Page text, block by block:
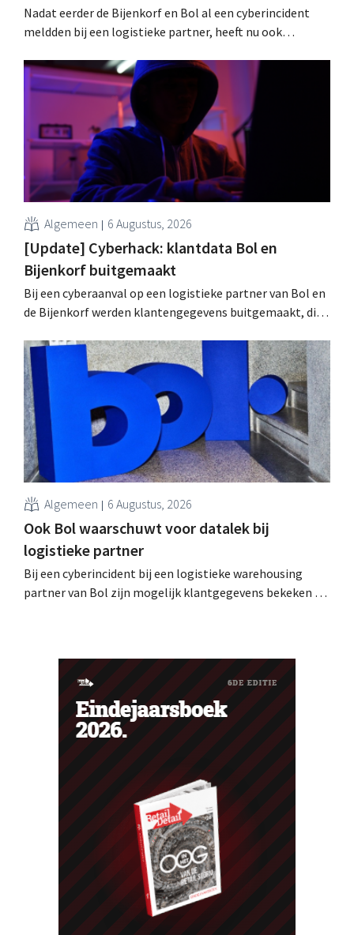
Nadat eerder de Bijenkorf en Bol al een cyberincident
meldden bij een logistieke partner, heeft nu ook
datalek. Financiële gegevens, gebruikersnamen en
wachtwoorden zijn niet getroffen.
Algemeen 6 Augustus, 2026
[Update] Cyberhack: klantdata Bol en
Bijenkorf buitgemaakt
Bij een cyberaanval op een logistieke partner van Bol en
de Bijenkorf werden klantengegevens buitgemaakt, die
De retailers roepen klanten op alert te zijn voor
phishing.
Algemeen 6 Augustus, 2026
Ook Bol waarschuwt voor datalek bij
logistieke partner
Bij een cyberincident bij een logistieke warehousing
partner van Bol zijn mogelijk klantgegevens bekeken of